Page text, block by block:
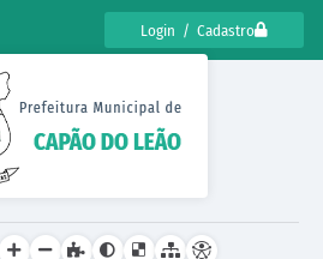
Login / Cadastro